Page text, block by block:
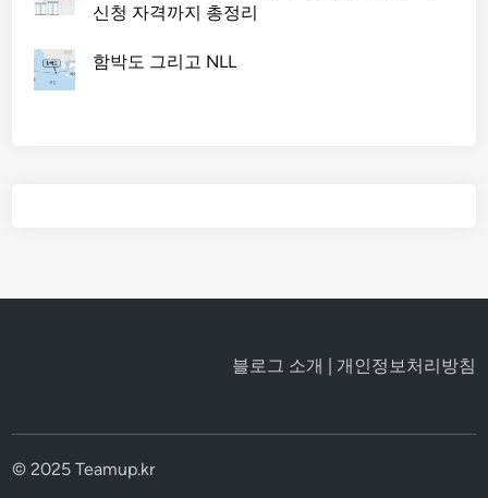
신청 자격까지 총정리
함박도 그리고 NLL
블로그 소개 | 개인정보처리방침
© 2025 Teamup.kr